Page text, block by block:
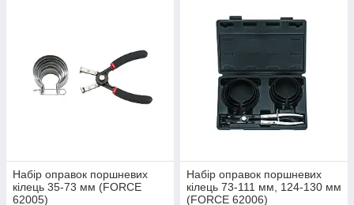
Набір оправок поршневих
кілець 35-73 мм (FORCE
62005)
Набір оправок поршневих
кілець 73-111 мм, 124-130 мм
(FORCE 62006)